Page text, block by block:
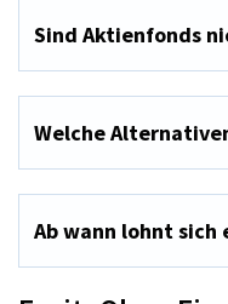
Sind Aktienfonds
Welche
Ab wann lohnt sich